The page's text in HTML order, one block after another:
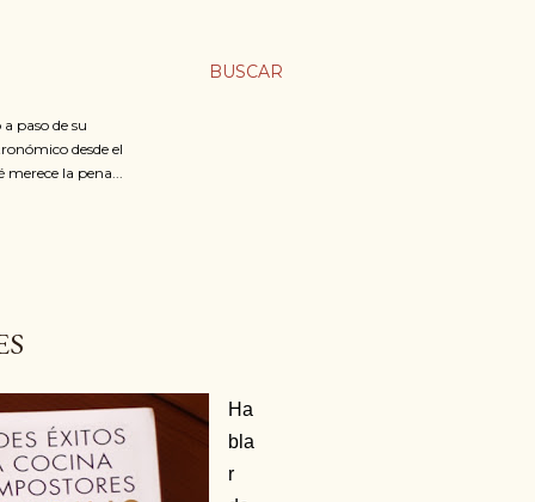
BUSCAR
paso de su
desde el
merece la pena...
Ha
bla
r